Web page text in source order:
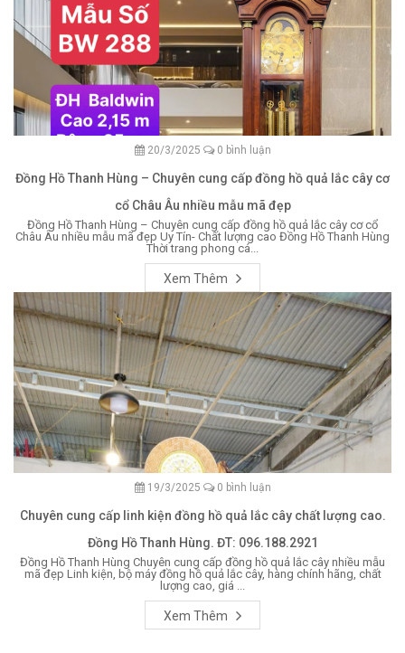
20/3/2025 0 bình luận
Đồng Hồ Thanh Hùng – Chuyên cung cấp đồng hồ quả lắc cây cơ
cổ Châu Âu nhiều mẫu mã đẹp
Đồng Hồ Thanh Hùng – Chuyên cung cấp đồng hồ quả lắc cây cơ cổ
Châu Âu nhiều mẫu mã đẹp Uy Tín- Chất lượng cao Đồng Hồ Thanh Hùng
Thời trang phong cá...
Xem Thêm
19/3/2025 0 bình luận
Chuyên cung cấp linh kiện đồng hồ quả lắc cây chất lượng cao.
Đồng Hồ Thanh Hùng. ĐT: 096.188.2921
Đồng Hồ Thanh Hùng Chuyên cung cấp đồng hồ quả lắc cây nhiều mẫu
mã đẹp Linh kiện, bộ máy đồng hồ quả lắc cây, hàng chính hãng, chất
lượng cao, giá ...
Xem Thêm